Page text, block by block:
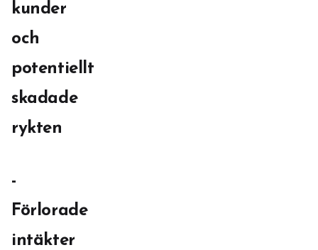
kunder
och
potentiellt
skadade
rykten
-
Förlorade
intäkter